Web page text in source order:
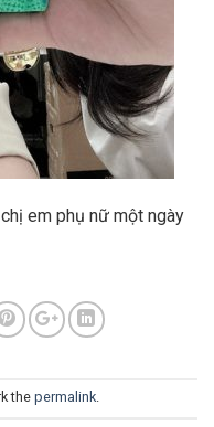
em phụ nữ một ngày
the permalink.